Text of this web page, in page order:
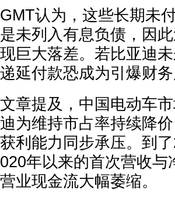
GMT认为，这些长期未
是未列入有息负债，因
现巨大落差。若比亚迪
递延付款恐成为引爆财
文章提及，中国电动车
迪为维持市占率持续降
获利能力同步承压。到
020年以来的首次营收
营业现金流大幅萎缩。